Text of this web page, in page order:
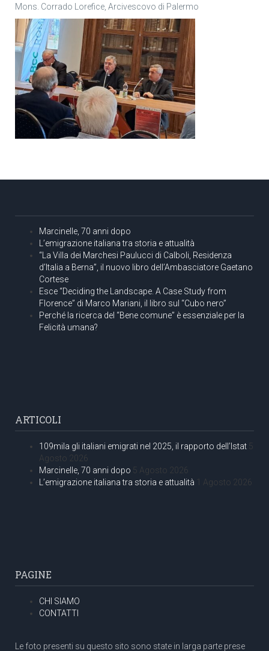
Mons. Corrado Lorefice, Arcivescovo di Palermo
Marcinelle, 70 anni dopo
L’emigrazione italiana tra storia e attualità
“La Villa dei Marchesi Paulucci di Calboli, Residenza
d’Italia a Berna”, il nuovo libro dell’Ambasciatore Gaetano
Cortese
Esce “Deciding the Landscape. A Case Study from
Florence” di Marco Mariani, il libro sul “Cubo nero”
Perché la ricerca del “Bene comune” è essenziale per la
Felicità umana?
ARTICOLI
109mila gli italiani emigrati nel 2025, il rapporto dell’Istat 5
Agosto 2026
Marcinelle, 70 anni dopo 5 Agosto 2026
L’emigrazione italiana tra storia e attualità 1 Agosto 2026
PAGINE
CHI SIAMO
CONTATTI
Le foto presenti su questo sito sono state in larga parte prese